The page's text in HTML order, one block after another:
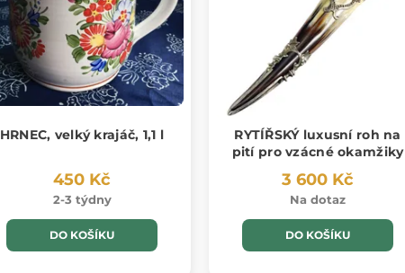
HRNEC, velký krajáč, 1,1 l
450 Kč
2-3 týdny
DO KOŠÍKU
RYTÍŘSKÝ luxusní roh na
pití pro vzácné okamžiky
3 600 Kč
Na dotaz
DO KOŠÍKU